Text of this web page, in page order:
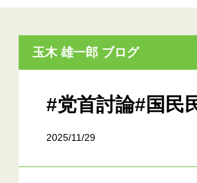
玉木 雄一郎 ブログ
#党首討論#国民
2025/11/29